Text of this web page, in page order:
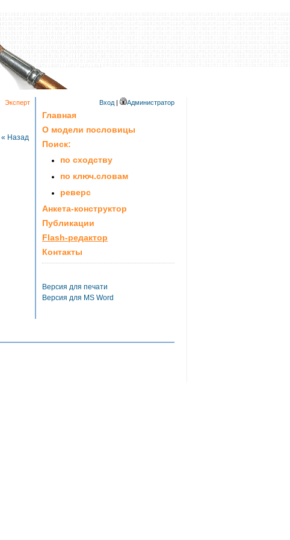
Вход | Администратор
Эксперт
« Назад
Главная
О модели пословицы
Поиск:
по сходству
по ключ.словам
реверс
Анкета-конструктор
Публикации
Flash-редактор
Контакты
Версия для печати
Версия для MS Word